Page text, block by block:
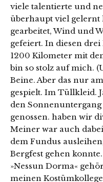
viele talentierte und
überhaupt viel gelernt
gearbeitet, Wind und
gefeiert. In diesen
1200 Kilometer mit
bin so stolz auf mich.
Beine. Aber das nur
gespielt. Im Tüllkleid.
den
genossen. haben wir
Meiner war auch
dem Fundus
Bergfest gehen
»Nessun Dorma«
meinen